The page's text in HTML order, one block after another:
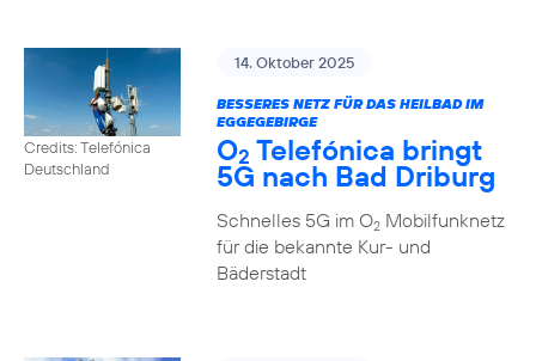
Credits: Telefónica
Deutschland
14. Oktober 2025
BESSERES NETZ FÜR DAS HEILBAD IM
EGGEGEBIRGE
O2 Telefónica bringt
5G nach Bad Driburg
Schnelles 5G im O2Mobilfunknetz
für die bekannte Kur- und
Bäderstadt